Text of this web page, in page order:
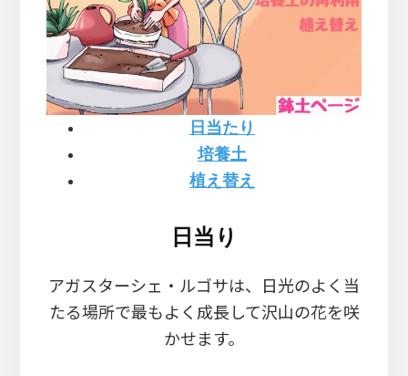
日当たり
培養土
植え替え
日当り
アガスターシェ・ルゴサは、日光のよく当
たる場所で最もよく成長して沢山の花を咲
かせます。